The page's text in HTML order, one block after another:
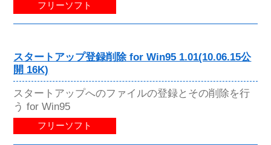
フリーソフト
スタートアップ登録削除 for Win95 1.01(10.06.15公
開 16K)
スタートアップへのファイルの登録とその削除を行
う for Win95
フリーソフト